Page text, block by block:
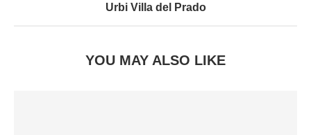
Urbi Villa del Prado
YOU MAY ALSO LIKE